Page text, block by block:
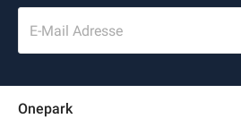
E-Mail Adresse
Onepark